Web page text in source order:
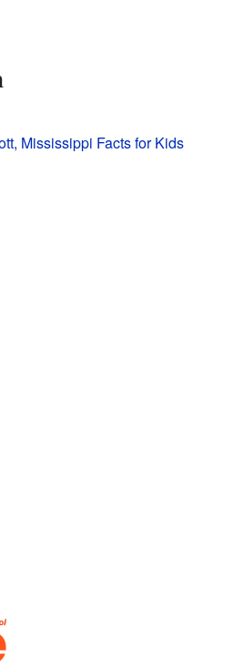
Mississippi Facts for Kids